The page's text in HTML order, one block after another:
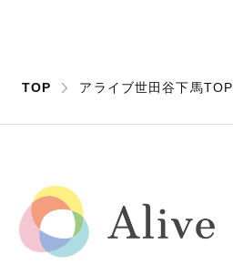
TOP アライブ世田谷下馬TOP